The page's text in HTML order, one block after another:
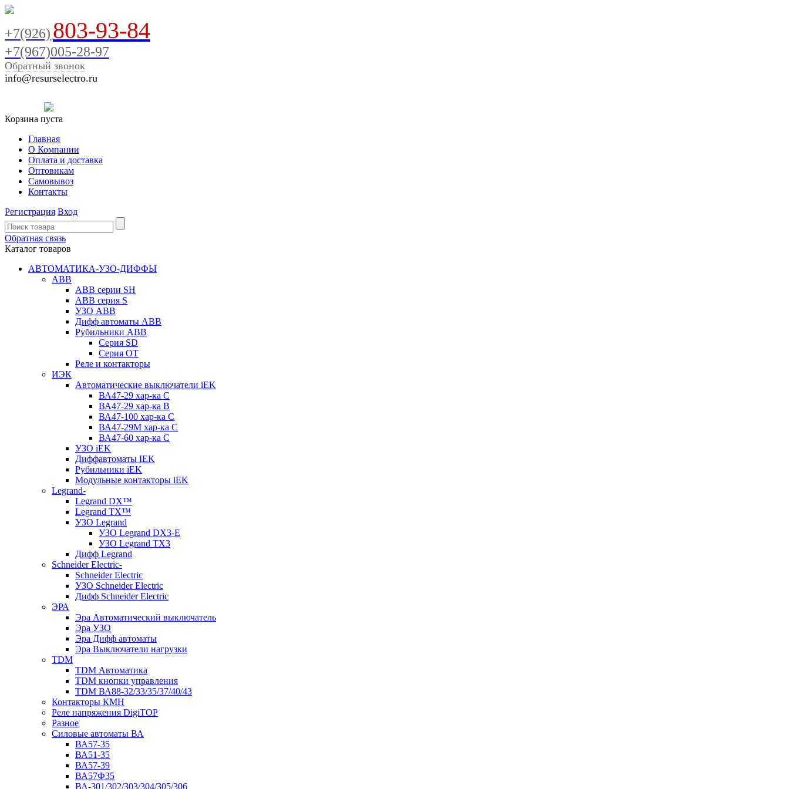
+7(926) 803-93-84
+7(967)005-28-97
Обратный звонок
info@resurselectro.ru
Корзина пуста
Главная
О Компании
Оплата и доставка
Оптовикам
Самовывоз
Контакты
Регистрация Вход
Обратная связь
Каталог товаров
АВТОМАТИКА-УЗО-ДИФФЫ
ABB
ABB серии SH
ABB серия S
УЗО ABB
Дифф автоматы ABB
Рубильники ABB
Серия SD
Серия ОТ
Реле и контакторы
ИЭК
Автоматические выключатели iEK
ВА47-29 хар-ка C
ВА47-29 хар-ка B
ВА47-100 хар-ка C
ВА47-29M хар-ка C
ВА47-60 хар-ка C
УЗО iEK
Диффавтоматы IEK
Рубильники iEK
Модульные контакторы iEK
Legrand-
Legrand DX™
Legrand TX™
УЗО Legrand
УЗО Legrand DX3-E
УЗО Legrand TX3
Дифф Legrand
Schneider Electric-
Schneider Electric
УЗО Schneider Electric
Дифф Schneider Electric
ЭРА
Эра Автоматический выключатель
Эра УЗО
Эра Дифф автоматы
Эра Выключатели нагрузки
TDM
TDM Автоматика
TDM кнопки управления
TDM ВА88-32/33/35/37/40/43
Контакторы КМН
Реле напряжения DigiTOP
Разное
Силовые автоматы ВА
ВА57-35
ВА51-35
ВА57-39
ВА57Ф35
ВА-301/302/303/304/305/306